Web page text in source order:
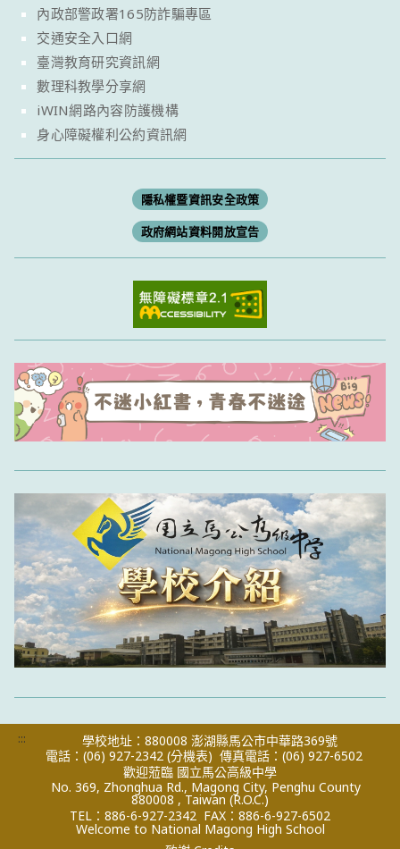
內政部警政署165防詐騙專區
交通安全入口網
臺灣教育研究資訊網
數理科教學分享網
iWIN網路內容防護機構
身心障礙權利公約資訊網
隱私權暨資訊安全政策
政府網站資料開放宣告
:::
學校地址：880008 澎湖縣馬公市中華路369號
電話：(06) 927-2342 (分機表) 傳真電話：(06) 927-6502
歡迎蒞臨 國立馬公高級中學
No. 369, Zhonghua Rd., Magong City, Penghu County
880008 , Taiwan (R.O.C.)
TEL：886-6-927-2342 FAX：886-6-927-6502
Welcome to National Magong High School